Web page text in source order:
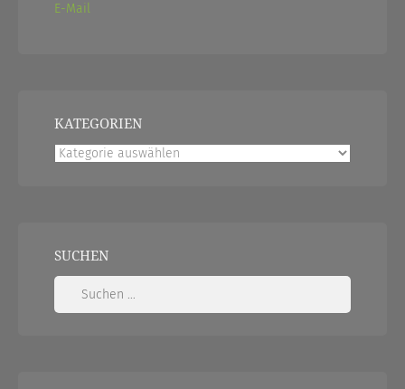
E-Mail
KATEGORIEN
Kategorien
SUCHEN
Suchen